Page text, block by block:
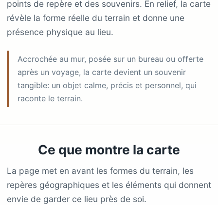
points de repère et des souvenirs. En relief, la carte
révèle la forme réelle du terrain et donne une
présence physique au lieu.
Accrochée au mur, posée sur un bureau ou offerte
après un voyage, la carte devient un souvenir
tangible: un objet calme, précis et personnel, qui
raconte le terrain.
Ce que montre la carte
La page met en avant les formes du terrain, les
repères géographiques et les éléments qui donnent
envie de garder ce lieu près de soi.